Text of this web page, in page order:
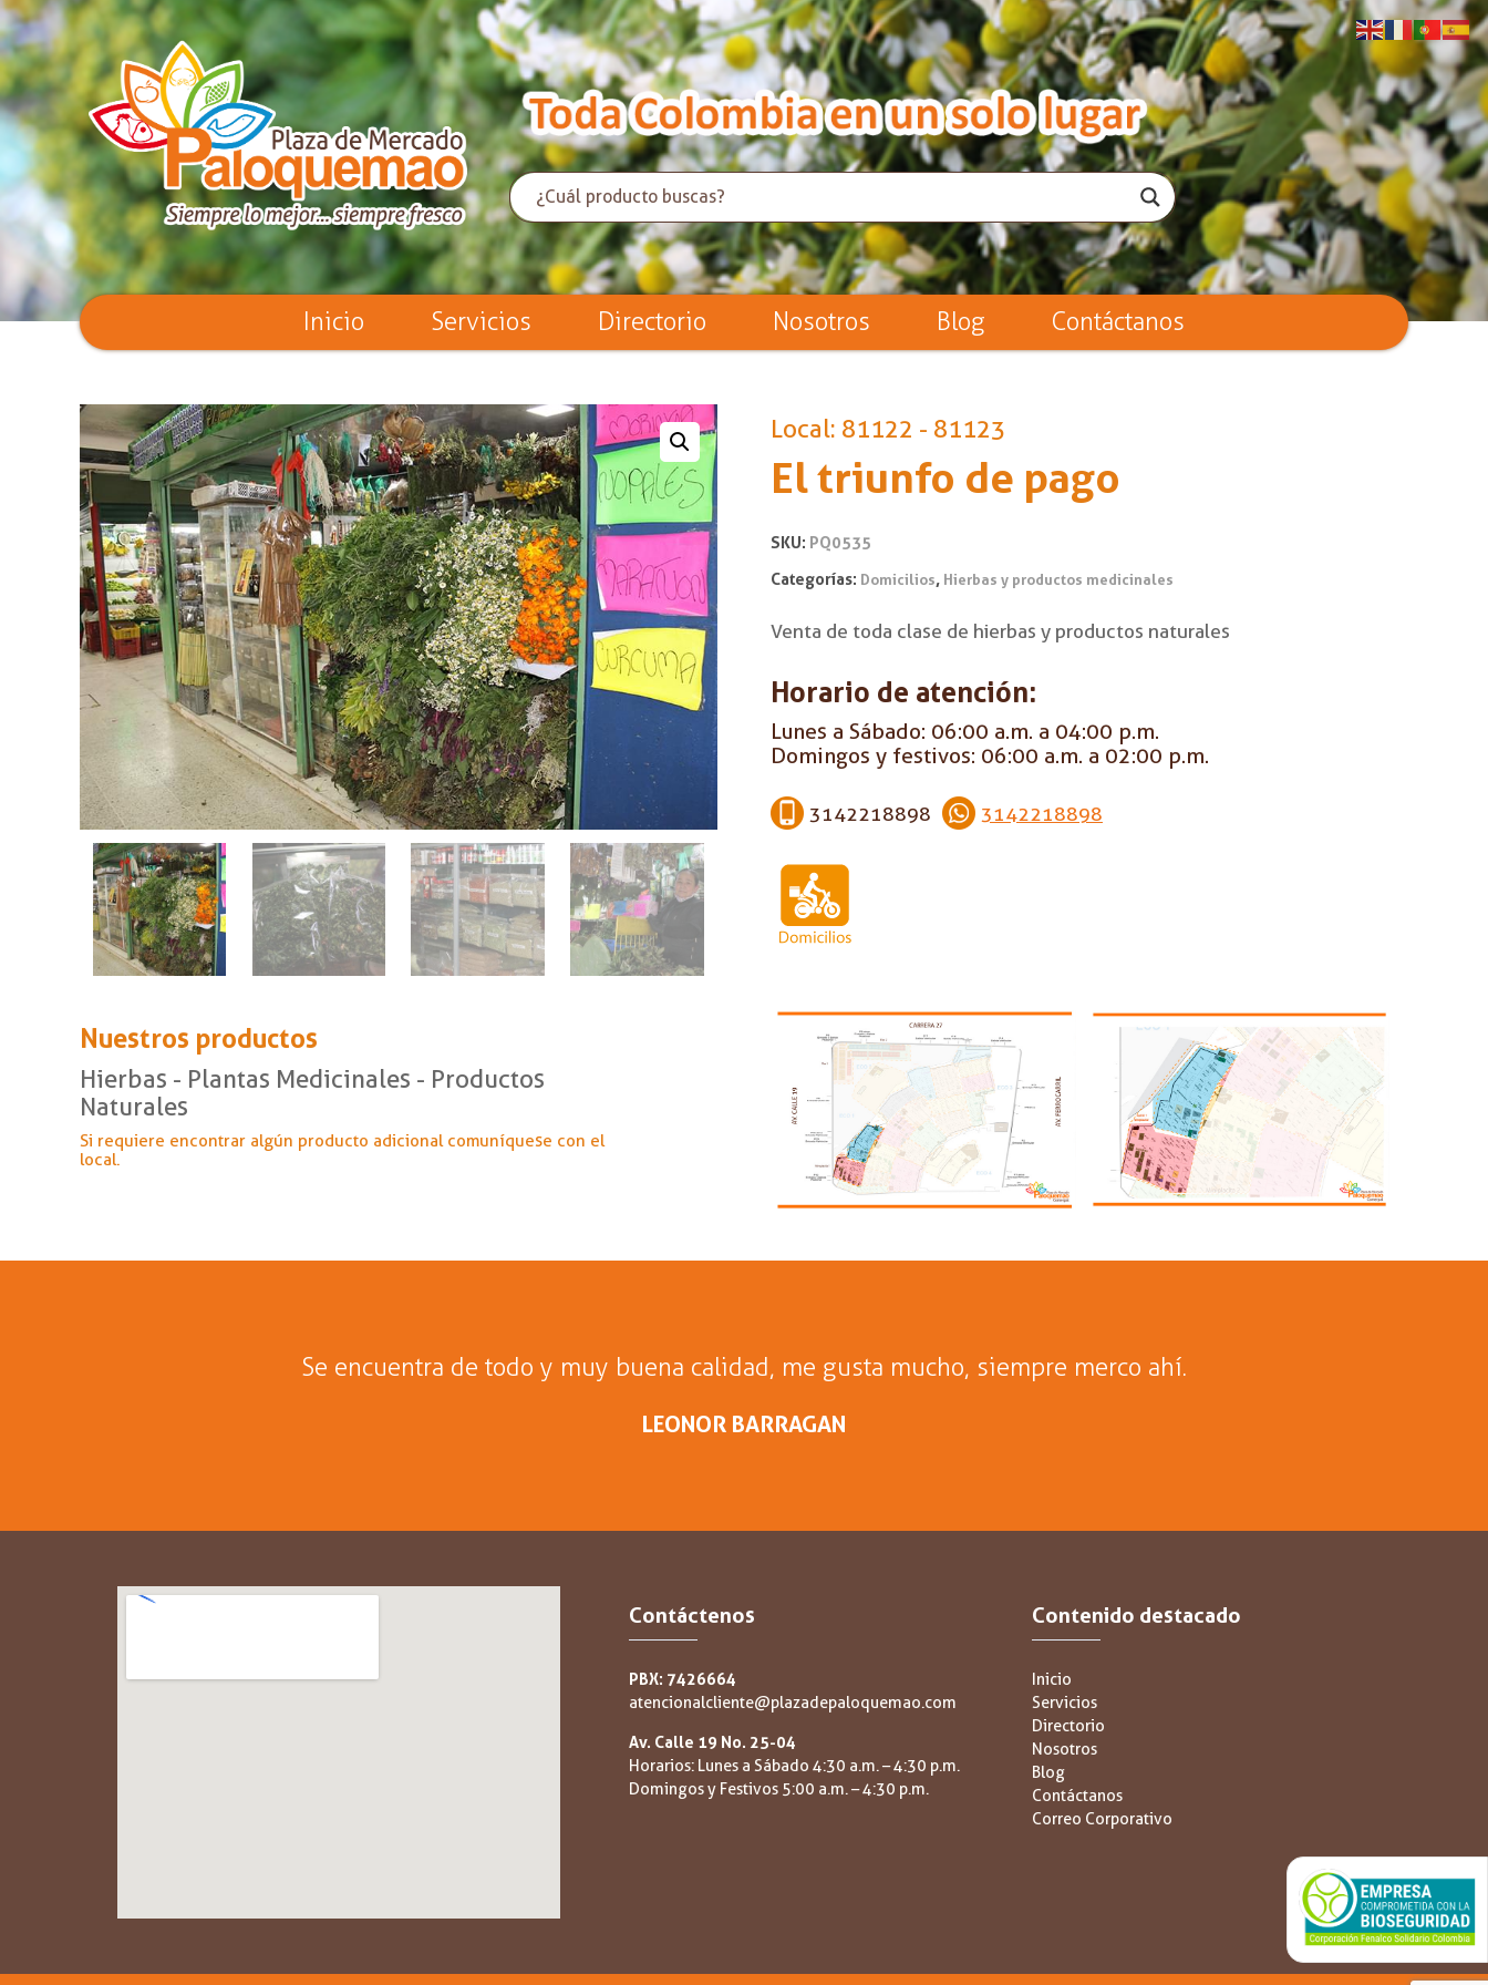
Inicio Servicios Directorio Nosotros Blog Contáctanos
Local: 81122 - 81123
El triunfo de pago
SKU: PQ0535
Categorías: Domicilios, Hierbas y productos medicinales
Venta de toda clase de hierbas y productos naturales
Horario de atención:
Lunes a Sábado: 06:00 a.m. a 04:00 p.m.
Domingos y festivos: 06:00 a.m. a 02:00 p.m.
3142218898 3142218898
Nuestros productos
Hierbas - Plantas Medicinales - Productos
Naturales
Si requiere encontrar algún producto adicional comuníquese con el
local.
La mayor variedad de alimentos de calidad en Bogotá.
ANDRY CALVO
Contáctenos
PBX: 7426664
atencionalcliente@plazadepaloquemao.com
Av. Calle 19 No. 25-04
Horarios: Lunes a Sábado 4:30 a.m. – 4:30 p.m.
Domingos y Festivos 5:00 a.m. – 4:30 p.m.
Contenido destacado
Inicio
Servicios
Directorio
Nosotros
Blog
Contáctanos
Correo Corporativo